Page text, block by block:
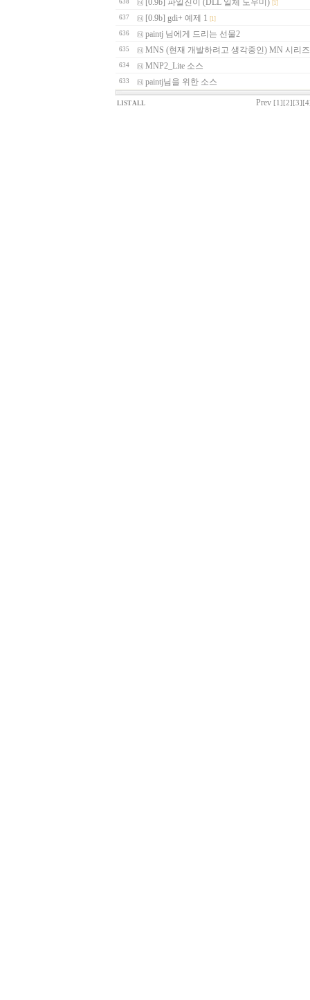
638 [0.9b] 파일진이 (DLL 일체 도우미) [1]
637 [0.9b] gdi+ 예제 1 [1]
636 paintj 님에게 드리는 선물2
635 MNS (현재 개발하려고 생각중인) MN 시리
634 MNP2_Lite 소스
633 paintj님을 위한 소스
LIST ALL Prev [1] [2] [3]